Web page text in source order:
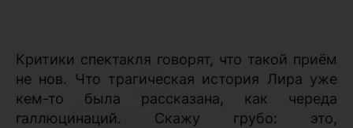
Критики спектакля говорят, что такой приём
не нов. Что трагическая история Лира уже
кем-то была рассказана, как череда
галлюцинаций. Скажу грубо: это,